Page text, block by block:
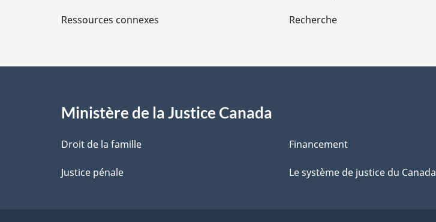
s
l
a
p
Ressources connexes Recherche
Ministère de la Justice Canada
Droit de la famille
Justice pénale
Financement
Le système de justice du Canada